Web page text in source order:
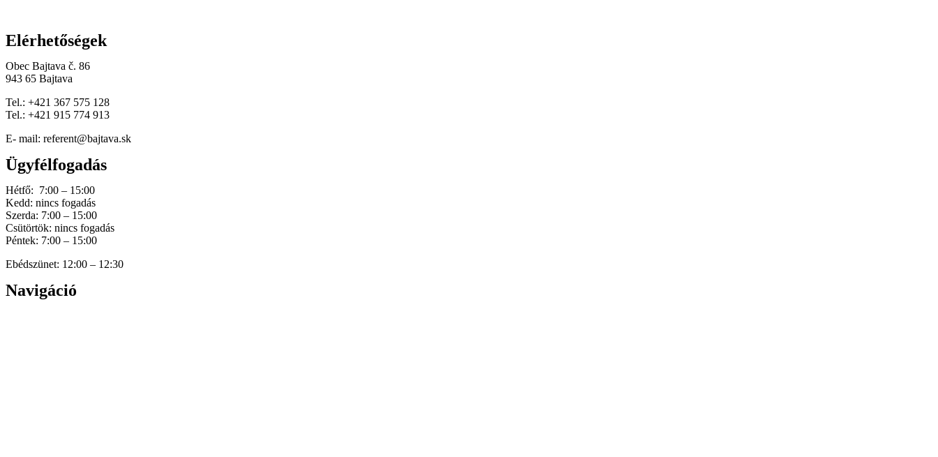
Elérhetőségek
Obec Bajtava č. 86
943 65 Bajtava
Tel.: +421 367 575 128
Tel.: +421 915 774 913
E- mail: referent@bajtava.sk
Ügyfélfogadás
Hétfő: 7:00 – 15:00
Kedd: nincs fogadás
Szerda: 7:00 – 15:00
Csütörtök: nincs fogadás
Péntek: 7:00 – 15:00
Ebédszünet: 12:00 – 12:30
Navigáció